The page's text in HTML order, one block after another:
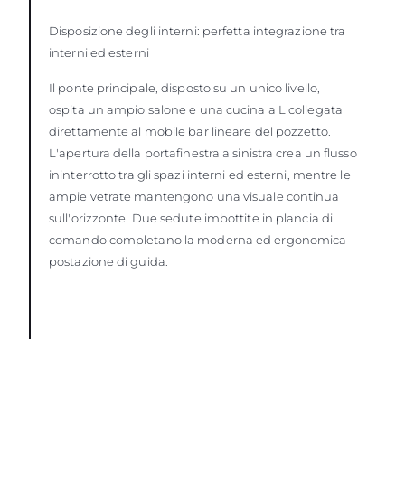
Disposizione degli interni: perfetta integrazione tra
interni ed esterni
Il ponte principale, disposto su un unico livello,
ospita un ampio salone e una cucina a L collegata
direttamente al mobile bar lineare del pozzetto.
L'apertura della portafinestra a sinistra crea un flusso
ininterrotto tra gli spazi interni ed esterni, mentre le
ampie vetrate mantengono una visuale continua
sull'orizzonte. Due sedute imbottite in plancia di
comando completano la moderna ed ergonomica
postazione di guida.